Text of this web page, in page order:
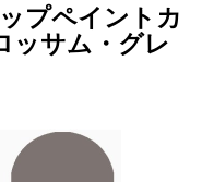
プペイントカ
ッサム・グレ